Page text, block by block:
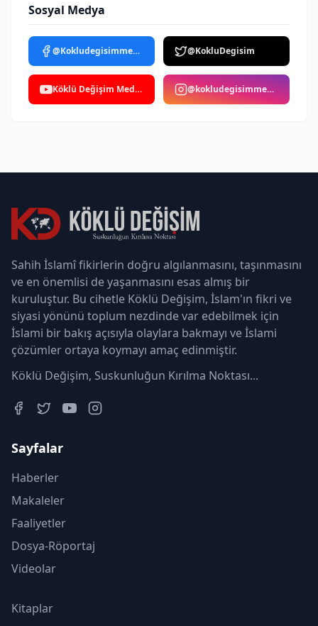
Sosyal Medya
@Kokludegisimmedya @KokluDegisim
Köklü Değişim Medya @kokludegisimmedya
Sahih İslamî fikirlerin doğru algılanmasını, taşınmasını
ve en önemlisi de yaşanmasını esas almış bir
kuruluştur. Bu cihetle Köklü Değişim, İslam'ın fikri ve
siyasi yönünü toplum nezdinde var edebilmek için
İslami bir bakış açısıyla olaylara bakmayı ve İslami
çözümler ortaya koymayı amaç edinmiştir.
Köklü Değişim, Suskunluğun Kırılma Noktası...
Sayfalar
Haberler
Makaleler
Faaliyetler
Dosya-Röportaj
Videolar
Kitaplar